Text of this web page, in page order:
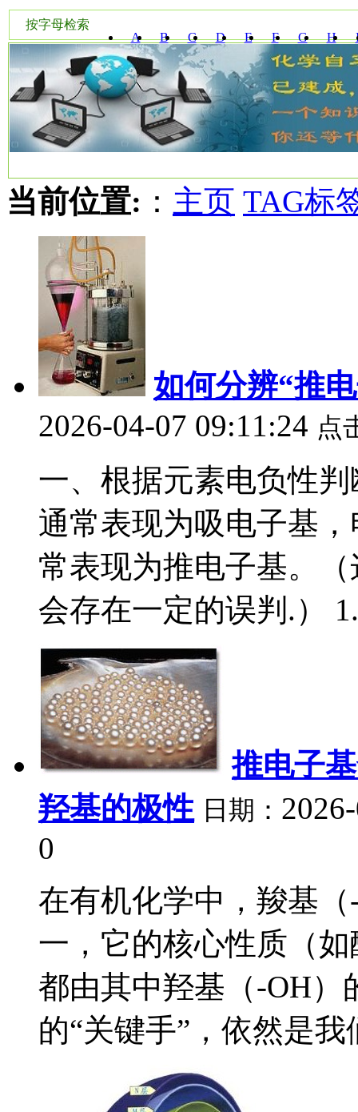
按字母检索
A
B C D E F G H
W Y
当前位置: ： 主页 TAG标
如何分辨“推
2026-04-07 09:11:24 点
一、根据元素电负性
通常表现为吸电子基
常表现为推电子基。
会存在一定的误判.）
推电子
羟基的极性 日期：
0
在有机化学中，羧基
一，它的核心性质（
都由其中羟基（-OH）
的“关键手”，依然是